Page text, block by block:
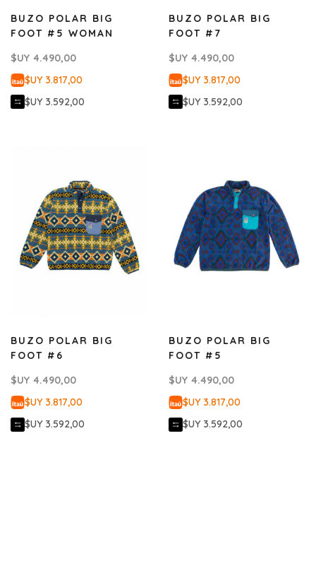
BUZO POLAR BIG
FOOT #5 WOMAN
$UY 4.490,00
$UY 3.817,00
$UY 3.592,00
BUZO POLAR BIG
FOOT #7
$UY 4.490,00
$UY 3.817,00
$UY 3.592,00
BUZO POLAR BIG
FOOT #6
$UY 4.490,00
$UY 3.817,00
$UY 3.592,00
BUZO POLAR BIG
FOOT #5
$UY 4.490,00
$UY 3.817,00
$UY 3.592,00